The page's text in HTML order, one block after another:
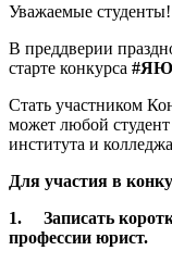
Уважаемые студенты!
В преддверии
старте конкурса
Стать участником
может любой
института и
Для участия в
1. Записать
профессии юрист.